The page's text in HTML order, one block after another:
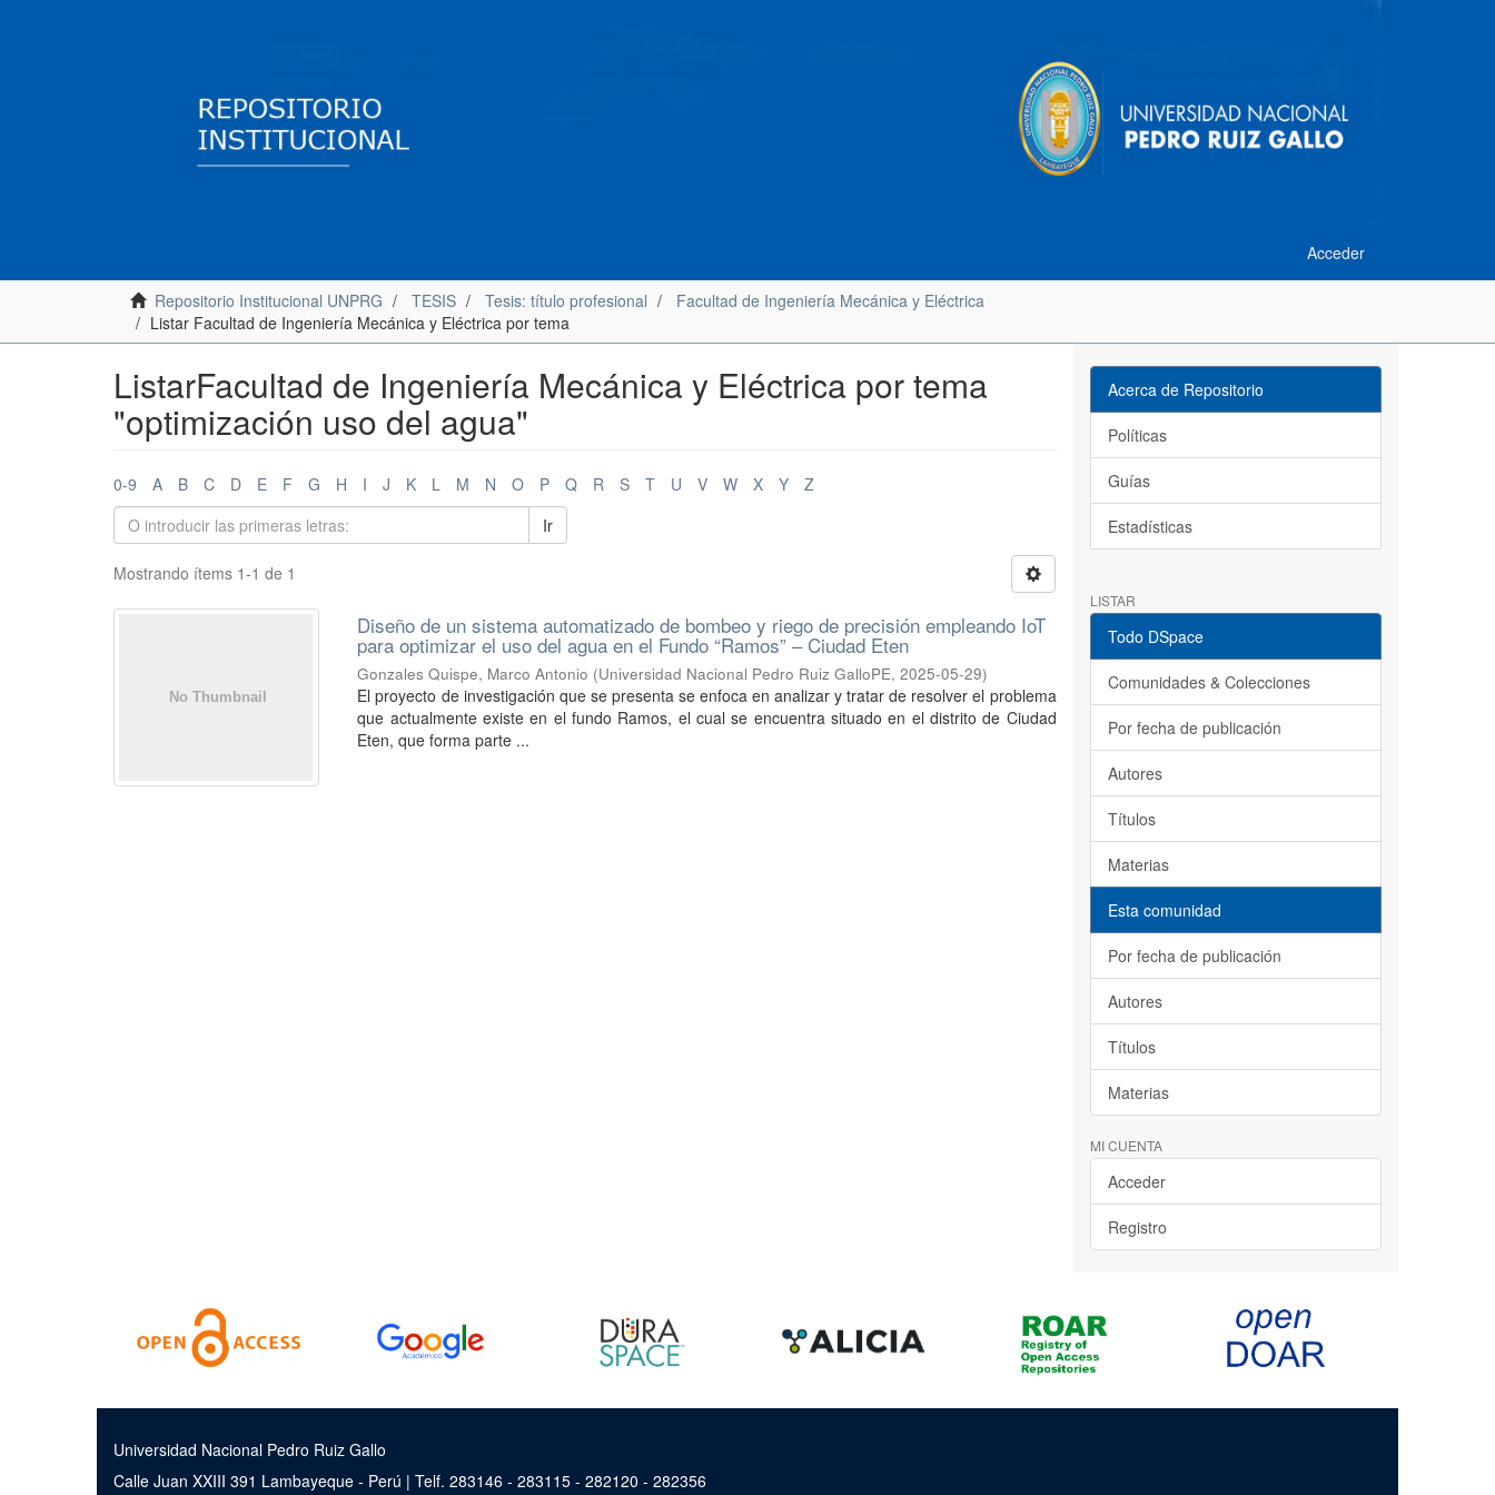
Acceder
Repositorio Institucional UNPRG TESIS Tesis: título profesional
Facultad de Ingeniería Mecánica y Eléctrica
Listar Facultad de Ingeniería Mecánica y Eléctrica por tema
ListarFacultad de Ingeniería Mecánica y Eléctrica por tema
"optimización uso del agua"
0-9 A B C D E F G H I J K L M N O P Q R S T U V W X Y
Z
Ir
Mostrando ítems 1-1 de 1
Diseño de un sistema automatizado de bombeo y riego de precisión empleando IoT
para optimizar el uso del agua en el Fundo “Ramos” – Ciudad Eten
Gonzales Quispe, Marco Antonio (Universidad Nacional Pedro Ruiz GalloPE,2025-05-29)
El proyecto de investigación que se presenta se enfoca en analizar y tratar de resolver el problema
que actualmente existe en el fundo Ramos, el cual se encuentra situado en el distrito de Ciudad
Eten, que forma parte ...
Acerca de Repositorio
Políticas
Guías
Estadísticas
LISTAR
Todo DSpace
Comunidades & Colecciones
Por fecha de publicación
Autores
Títulos
Materias
Esta comunidad
Por fecha de publicación
Autores
Títulos
Materias
MI CUENTA
Acceder
Registro
Universidad Nacional Pedro Ruiz Gallo
Calle Juan XXIII 391 Lambayeque - Perú | Telf. 283146 - 283115 - 282120 - 282356